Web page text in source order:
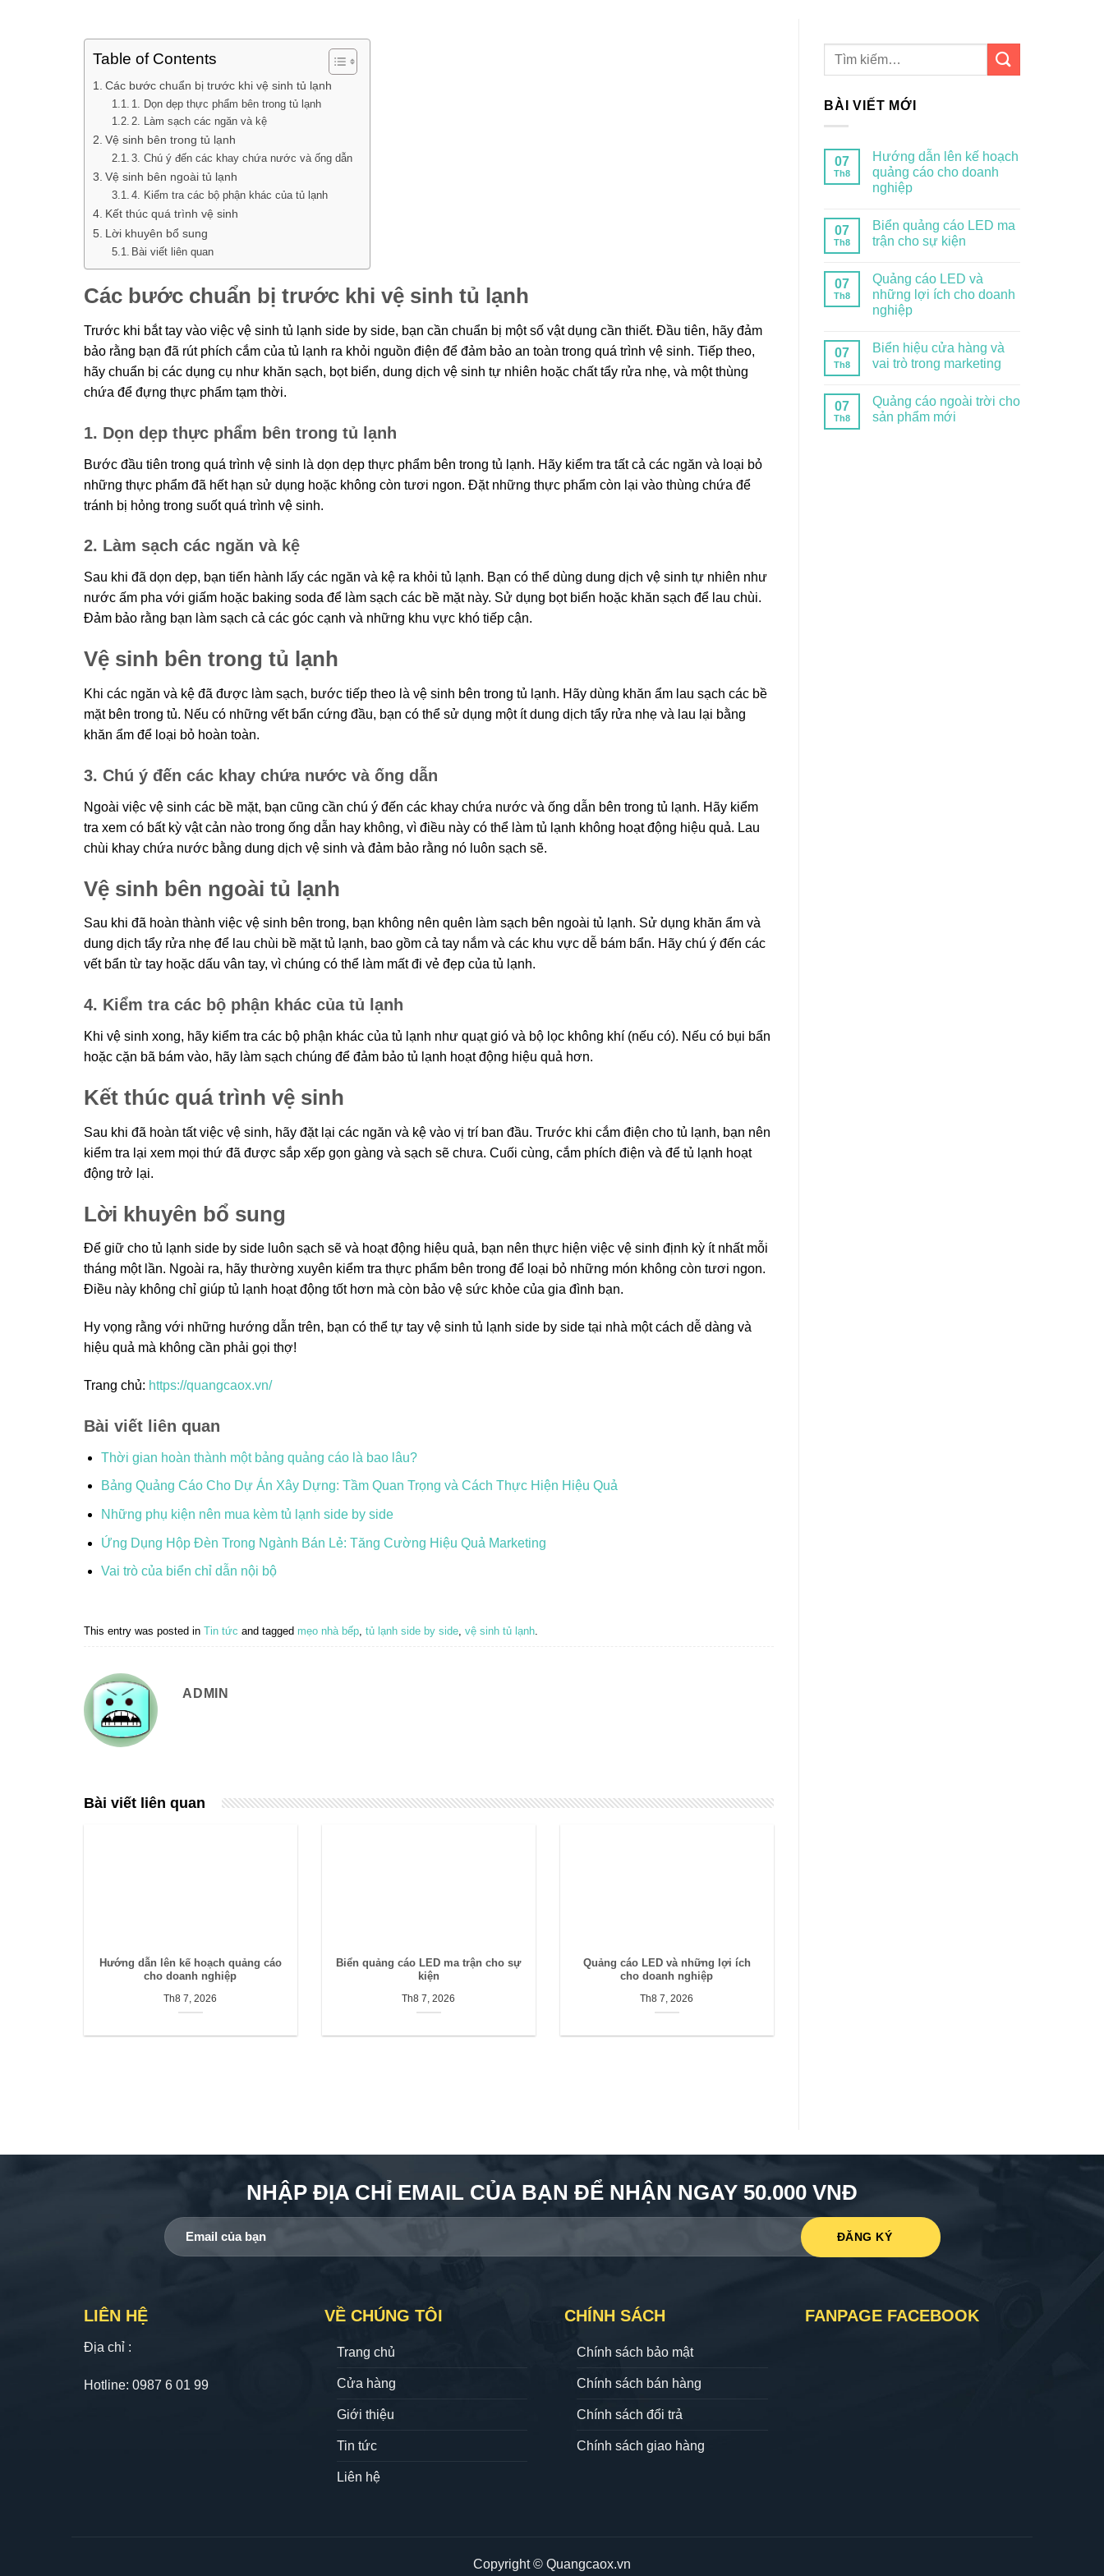
Table of Contents
Các bước chuẩn bị trước khi vệ sinh tủ lạnh
1. Dọn dẹp thực phẩm bên trong tủ lạnh
2. Làm sạch các ngăn và kệ
Vệ sinh bên trong tủ lạnh
3. Chú ý đến các khay chứa nước và ống dẫn
Vệ sinh bên ngoài tủ lạnh
4. Kiểm tra các bộ phận khác của tủ lạnh
Kết thúc quá trình vệ sinh
Lời khuyên bổ sung
Bài viết liên quan
Các bước chuẩn bị trước khi vệ sinh tủ lạnh
Trước khi bắt tay vào việc vệ sinh tủ lạnh side by side, bạn cần chuẩn bị một số vật dụng cần thiết. Đầu tiên, hãy đảm
bảo rằng bạn đã rút phích cắm của tủ lạnh ra khỏi nguồn điện để đảm bảo an toàn trong quá trình vệ sinh. Tiếp theo,
hãy chuẩn bị các dụng cụ như khăn sạch, bọt biển, dung dịch vệ sinh tự nhiên hoặc chất tẩy rửa nhẹ, và một thùng
chứa để đựng thực phẩm tạm thời.
1. Dọn dẹp thực phẩm bên trong tủ lạnh
Bước đầu tiên trong quá trình vệ sinh là dọn dẹp thực phẩm bên trong tủ lạnh. Hãy kiểm tra tất cả các ngăn và loại bỏ
những thực phẩm đã hết hạn sử dụng hoặc không còn tươi ngon. Đặt những thực phẩm còn lại vào thùng chứa để
tránh bị hỏng trong suốt quá trình vệ sinh.
2. Làm sạch các ngăn và kệ
Sau khi đã dọn dẹp, bạn tiến hành lấy các ngăn và kệ ra khỏi tủ lạnh. Bạn có thể dùng dung dịch vệ sinh tự nhiên như
nước ấm pha với giấm hoặc baking soda để làm sạch các bề mặt này. Sử dụng bọt biển hoặc khăn sạch để lau chùi.
Đảm bảo rằng bạn làm sạch cả các góc cạnh và những khu vực khó tiếp cận.
Vệ sinh bên trong tủ lạnh
Khi các ngăn và kệ đã được làm sạch, bước tiếp theo là vệ sinh bên trong tủ lạnh. Hãy dùng khăn ẩm lau sạch các bề
mặt bên trong tủ. Nếu có những vết bẩn cứng đầu, bạn có thể sử dụng một ít dung dịch tẩy rửa nhẹ và lau lại bằng
khăn ẩm để loại bỏ hoàn toàn.
3. Chú ý đến các khay chứa nước và ống dẫn
Ngoài việc vệ sinh các bề mặt, bạn cũng cần chú ý đến các khay chứa nước và ống dẫn bên trong tủ lạnh. Hãy kiểm
tra xem có bất kỳ vật cản nào trong ống dẫn hay không, vì điều này có thể làm tủ lạnh không hoạt động hiệu quả. Lau
chùi khay chứa nước bằng dung dịch vệ sinh và đảm bảo rằng nó luôn sạch sẽ.
Vệ sinh bên ngoài tủ lạnh
Sau khi đã hoàn thành việc vệ sinh bên trong, bạn không nên quên làm sạch bên ngoài tủ lạnh. Sử dụng khăn ẩm và
dung dịch tẩy rửa nhẹ để lau chùi bề mặt tủ lạnh, bao gồm cả tay nắm và các khu vực dễ bám bẩn. Hãy chú ý đến các
vết bẩn từ tay hoặc dấu vân tay, vì chúng có thể làm mất đi vẻ đẹp của tủ lạnh.
4. Kiểm tra các bộ phận khác của tủ lạnh
Khi vệ sinh xong, hãy kiểm tra các bộ phận khác của tủ lạnh như quạt gió và bộ lọc không khí (nếu có). Nếu có bụi bẩn
hoặc cặn bã bám vào, hãy làm sạch chúng để đảm bảo tủ lạnh hoạt động hiệu quả hơn.
Kết thúc quá trình vệ sinh
Sau khi đã hoàn tất việc vệ sinh, hãy đặt lại các ngăn và kệ vào vị trí ban đầu. Trước khi cắm điện cho tủ lạnh, bạn nên
kiểm tra lại xem mọi thứ đã được sắp xếp gọn gàng và sạch sẽ chưa. Cuối cùng, cắm phích điện và để tủ lạnh hoạt
động trở lại.
Lời khuyên bổ sung
Để giữ cho tủ lạnh side by side luôn sạch sẽ và hoạt động hiệu quả, bạn nên thực hiện việc vệ sinh định kỳ ít nhất mỗi
tháng một lần. Ngoài ra, hãy thường xuyên kiểm tra thực phẩm bên trong để loại bỏ những món không còn tươi ngon.
Điều này không chỉ giúp tủ lạnh hoạt động tốt hơn mà còn bảo vệ sức khỏe của gia đình bạn.
Hy vọng rằng với những hướng dẫn trên, bạn có thể tự tay vệ sinh tủ lạnh side by side tại nhà một cách dễ dàng và
hiệu quả mà không cần phải gọi thợ!
Trang chủ: https://quangcaox.vn/
Bài viết liên quan
Thời gian hoàn thành một bảng quảng cáo là bao lâu?
Bảng Quảng Cáo Cho Dự Án Xây Dựng: Tầm Quan Trọng và Cách Thực Hiện Hiệu Quả
Những phụ kiện nên mua kèm tủ lạnh side by side
Ứng Dụng Hộp Đèn Trong Ngành Bán Lẻ: Tăng Cường Hiệu Quả Marketing
Vai trò của biển chỉ dẫn nội bộ
This entry was posted in Tin tức and tagged mẹo nhà bếp, tủ lạnh side by side, vệ sinh tủ lạnh.
ADMIN
Bài viết liên quan
Hướng dẫn lên kế hoạch quảng cáo
cho doanh nghiệp
Th8 7, 2026
Biển quảng cáo LED ma trận cho sự
kiện
Th8 7, 2026
Quảng cáo LED và những lợi ích
cho doanh nghiệp
Th8 7, 2026
BÀI VIẾT MỚI
07
Th8
Hướng dẫn lên kế hoạch
quảng cáo cho doanh
nghiệp
07
Th8
Biển quảng cáo LED ma
trận cho sự kiện
07
Th8
Quảng cáo LED và
những lợi ích cho doanh
nghiệp
07
Th8
Biển hiệu cửa hàng và
vai trò trong marketing
07
Th8
Quảng cáo ngoài trời cho
sản phẩm mới
NHẬP ĐỊA CHỈ EMAIL CỦA BẠN ĐỂ NHẬN NGAY 50.000 VNĐ
LIÊN HỆ
Địa chỉ :
Hotline: 0987 6 01 99
VỀ CHÚNG TÔI
Trang chủ
Cửa hàng
Giới thiệu
Tin tức
Liên hệ
CHÍNH SÁCH
Chính sách bảo mật
Chính sách bán hàng
Chính sách đổi trả
Chính sách giao hàng
FANPAGE FACEBOOK
Copyright © Quangcaox.vn